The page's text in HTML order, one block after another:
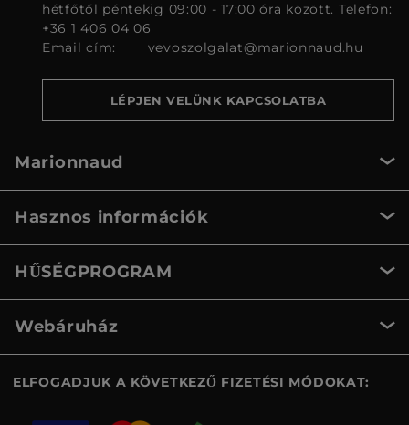
hétfőtől péntekig 09:00 - 17:00 óra között. Telefon:
+36 1 406 04 06
Email cím:
vevoszolgalat@marionnaud.hu
LÉPJEN VELÜNK KAPCSOLATBA
Marionnaud
Hasznos információk
HŰSÉGPROGRAM
Webáruház
ELFOGADJUK A KÖVETKEZŐ FIZETÉSI MÓDOKAT: